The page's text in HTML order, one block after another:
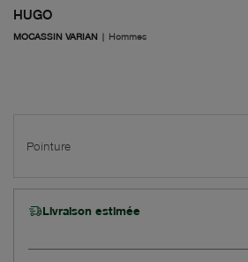
HUGO
MOCASSIN VARIAN | Hommes
Pointure
Livraison estimée